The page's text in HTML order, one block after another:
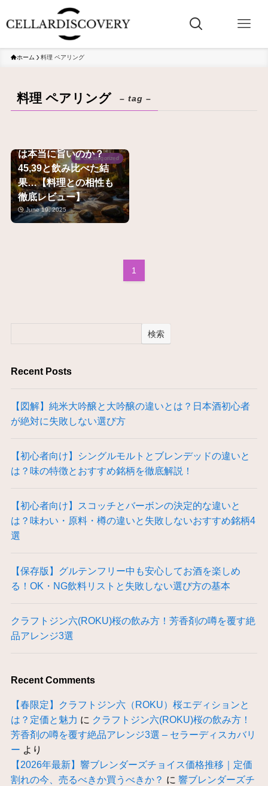
ホーム 料理 ペアリング
料理 ペアリング – tag –
Uncategorized
は本当に旨いのか？
45,39と飲み比べた結
果…【料理との相性も
徹底レビュー】
June 19, 2025
1
検索
Recent Posts
【図解】純米大吟醸と大吟醸の違いとは？日本酒初心者
が絶対に失敗しない選び方
【初心者向け】シングルモルトとブレンデッドの違いと
は？味の特徴とおすすめ銘柄を徹底解説！
【初心者向け】スコッチとバーボンの決定的な違いと
は？味わい・原料・樽の違いと失敗しないおすすめ銘柄4
選
【保存版】グルテンフリー中も安心してお酒を楽しめ
る！OK・NG飲料リストと失敗しない選び方の基本
クラフトジン六(ROKU)桜の飲み方！芳香剤の噂を覆す絶
品アレンジ3選
Recent Comments
【春限定】クラフトジン六（ROKU）桜エディションと
は？定価と魅力 に クラフトジン六(ROKU)桜の飲み方！
芳香剤の噂を覆す絶品アレンジ3選 – セラーディスカバリ
ー より
【2026年最新】響ブレンダーズチョイス価格推移｜定価
割れの今、売るべきか買うべきか？ に 響ブレンダーズチ